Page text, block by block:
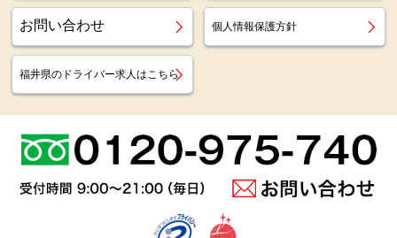
お問い合わせ 個人情報保護方針
福井県のドライバー求人はこちら